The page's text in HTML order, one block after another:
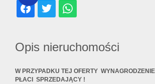
Opis nieruchomości
W PRZYPADKU TEJ OFERTY
PŁACI SPRZEDAJĄCY !